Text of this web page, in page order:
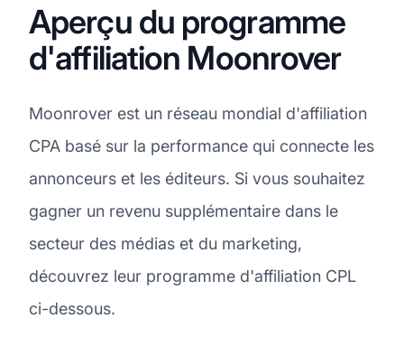
Aperçu du programme
d'affiliation Moonrover
Moonrover est un réseau mondial d'affiliation
CPA basé sur la performance qui connecte les
annonceurs et les éditeurs. Si vous souhaitez
gagner un revenu supplémentaire dans le
secteur des médias et du marketing,
découvrez leur programme d'affiliation CPL
ci-dessous.